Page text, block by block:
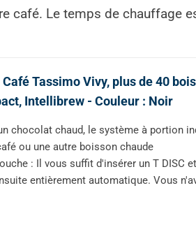
café. Le temps de chauffage
Tassimo Vivy, plus de 40
Intellibrew - Couleur : Noir
chocolat chaud, le système à portion
ou une autre boisson chaude
: Il vous suffit d'insérer un T DISC
entièrement automatique. Vous